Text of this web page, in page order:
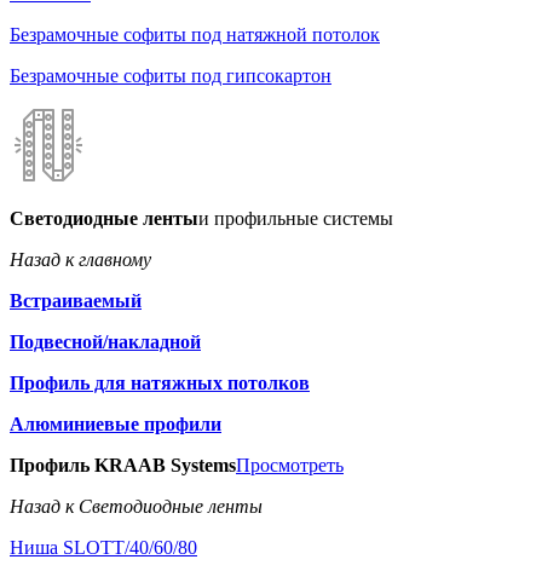
Безрамочные софиты под натяжной потолок
Безрамочные софиты под гипсокартон
Светодиодные лентыи профильные системы
Назад к главному
Встраиваемый
Подвесной/накладной
Профиль для натяжных потолков
Алюминиевые профили
Профиль KRAAB SystemsПросмотреть
Назад к Светодиодные ленты
Ниша SLOTT/40/60/80